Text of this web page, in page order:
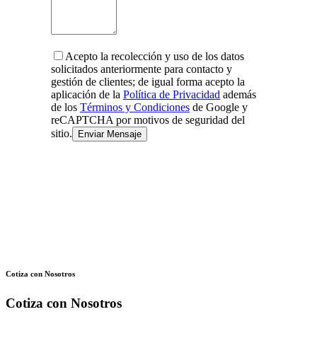
Acepto la recolección y uso de los datos
solicitados anteriormente para contacto y
gestión de clientes; de igual forma acepto la
aplicación de la Política de Privacidad además
de los Términos y Condiciones de Google y
reCAPTCHA por motivos de seguridad del
sitio.
Cotiza con Nosotros
Cotiza con Nosotros